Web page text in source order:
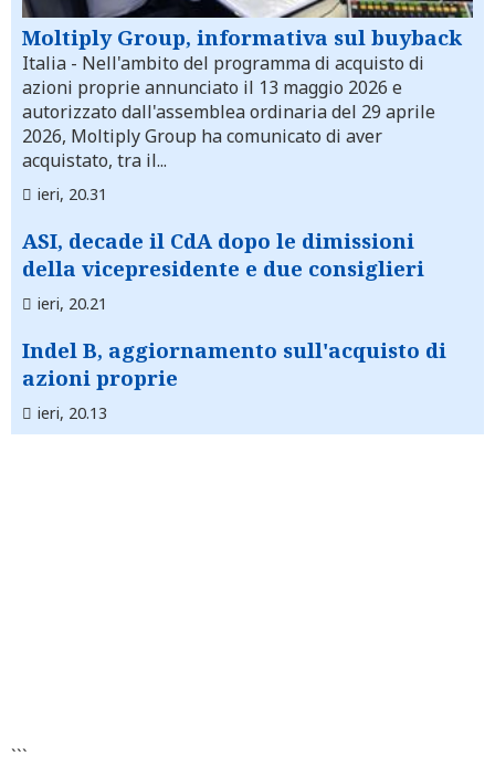
Moltiply Group, informativa sul buyback
Italia - Nell'ambito del programma di acquisto di
azioni proprie annunciato il 13 maggio 2026 e
autorizzato dall'assemblea ordinaria del 29 aprile
2026, Moltiply Group ha comunicato di aver
acquistato, tra il...
ieri, 20.31
ASI, decade il CdA dopo le dimissioni
della vicepresidente e due consiglieri
ieri, 20.21
Indel B, aggiornamento sull'acquisto di
azioni proprie
ieri, 20.13
```